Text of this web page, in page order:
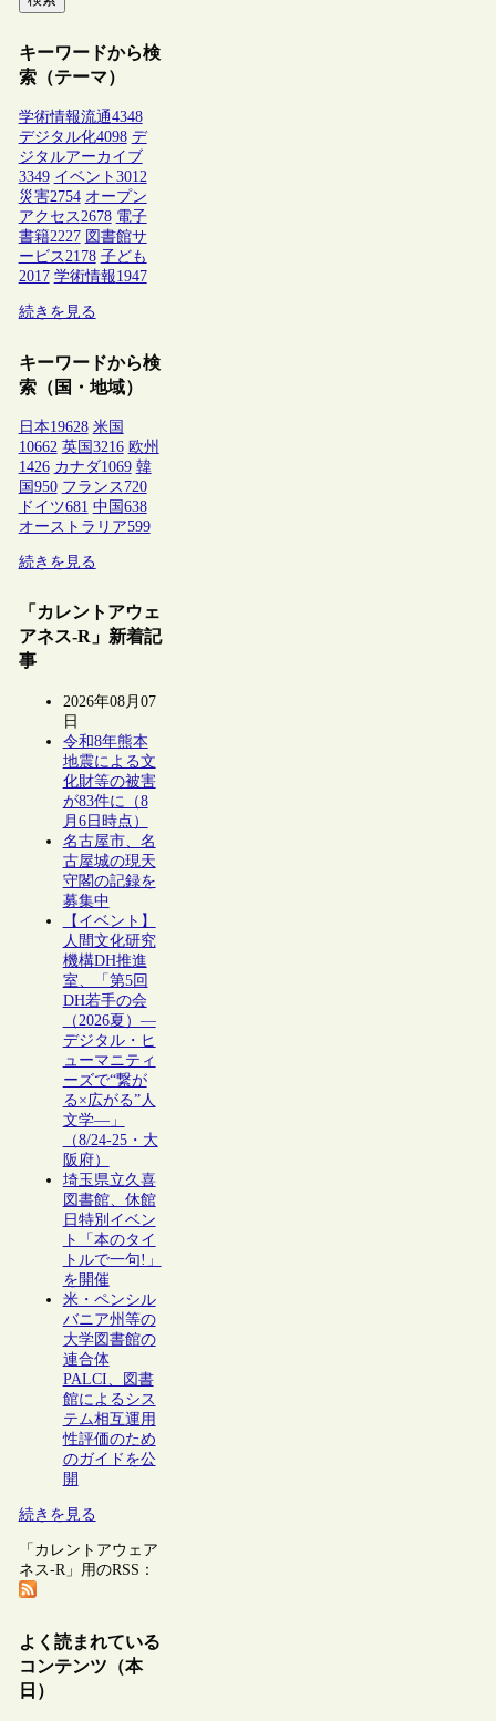
キーワードから検
索（テーマ）
学術情報流通4348
デジタル化4098 デ
ジタルアーカイブ
3349 イベント 3012
災害2754 オープン
アクセス2678 電子
書籍2227 図書館サ
ービス2178 子ども
2017 学術情報1947
続きを見る
キーワードから検
索（国・地域）
日本19628 米国
10662 英国 3216 欧州
1426 カナダ1069 韓
国 950 フランス 720
ドイツ681 中国 638
オーストラリア599
続きを見る
「カレントアウェ
アネス-R」新着記
事
2026年08月07
日
令和8年熊本
地震による文
化財等の被害
が83件に（8
月6日時点）
名古屋市、名
古屋城の現天
守閣の記録を
募集中
【イベント】
人間文化研究
機構DH推進
室、「第5回
DH若手の会
（2026夏）―
デジタル・ヒ
ューマニティ
ーズで“繋が
る×広がる”人
文学―」
（8/24-25・大
阪府）
埼玉県立久喜
図書館、休館
日特別イベン
ト「本のタイ
トルで一句!」
を開催
米・ペンシル
バニア州等の
大学図書館の
連合体
PALCI、図書
館によるシス
テム相互運用
性評価のため
のガイドを公
開
続きを見る
「カレントアウェア
ネス-R」用のRSS：
よく読まれている
コンテンツ（本
日）